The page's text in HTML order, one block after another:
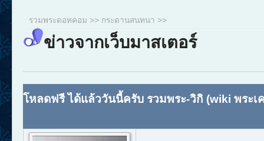
รวมพระดอทคอม >> กระดานสนทนา >>
ข่าวจากเว็บมาสเตอร์
โหลดฟรี ได้แล้ววันนี้ครับ รวมพระ-วิกิ (wiki พระเ